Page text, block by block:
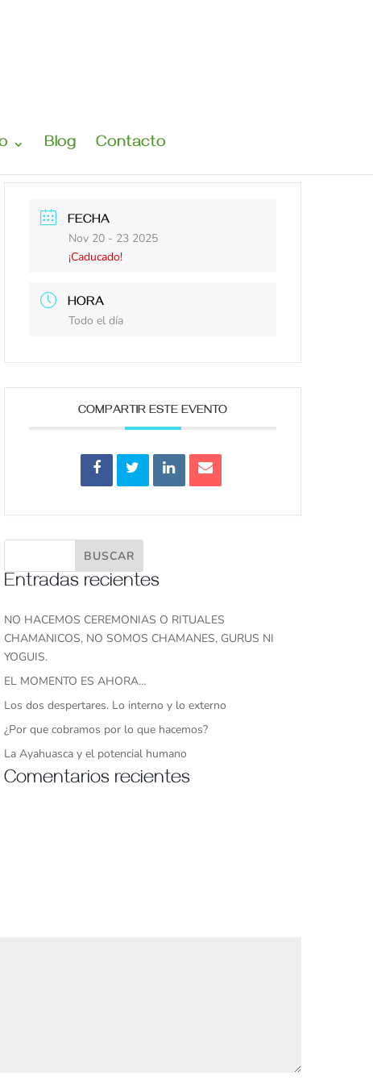
Blog Contacto
FECHA
Nov 20 - 23 2025
¡Caducado!
HORA
Todo el día
COMPARTIR ESTE EVENTO
Entradas recientes
NO HACEMOS CEREMONIAS O RITUALES
CHAMANICOS, NO SOMOS CHAMANES, GURUS NI
YOGUIS.
EL MOMENTO ES AHORA…
Los dos despertares. Lo interno y lo externo
¿Por que cobramos por lo que hacemos?
La Ayahuasca y el potencial humano
Comentarios recientes